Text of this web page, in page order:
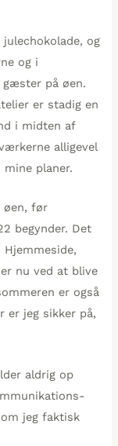
og
og i
på øen.
er stadig en
i midten af
alligevel
planer.
øen, før
begynder. Det
nu ved at blive
er også
er jeg sikker på,
aldrig op
jeg faktisk